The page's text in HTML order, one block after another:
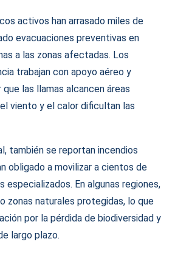
activos han arrasado miles de
evacuaciones preventivas en
a las zonas afectadas. Los
trabajan con apoyo aéreo y
las llamas alcancen áreas
viento y el calor dificultan las
también se reportan incendios
obligado a movilizar a cientos de
especializados. En algunas regiones,
zonas naturales protegidas, lo que
por la pérdida de biodiversidad y
largo plazo.